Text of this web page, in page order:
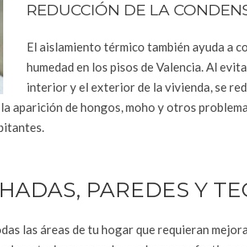
REDUCCIÓN DE LA
El aislamiento térmico también ayuda a
humedad en los pisos de Valencia. Al
interior y el exterior de la vivienda, se
aparición de hongos, moho y otros
PAREDES Y
las áreas de tu hogar que requieran